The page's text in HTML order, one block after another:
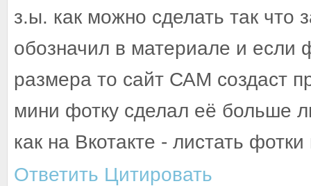
з.ы. как можно сделать так что
обозначил в материале и если
размера то сайт САМ создаст
мини фотку сделал её больше
как на Вкотакте - листать
Ответить Цитировать